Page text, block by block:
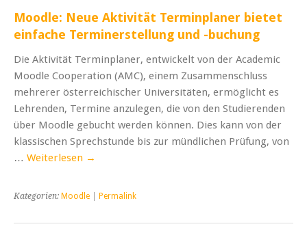
Moodle: Neue Aktivität Terminplaner bietet
einfache Terminerstellung und -buchung
Die Aktivität Terminplaner, entwickelt von der Academic
Moodle Cooperation (AMC), einem Zusammenschluss
mehrerer österreichischer Universitäten, ermöglicht es
Lehrenden, Termine anzulegen, die von den Studierenden
über Moodle gebucht werden können. Dies kann von der
klassischen Sprechstunde bis zur mündlichen Prüfung, von
… Weiterlesen →
Kategorien: Moodle Permalink